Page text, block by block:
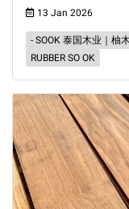
13 Jan 2026
- SOOK 泰国木业｜柚
RUBBER SO OK